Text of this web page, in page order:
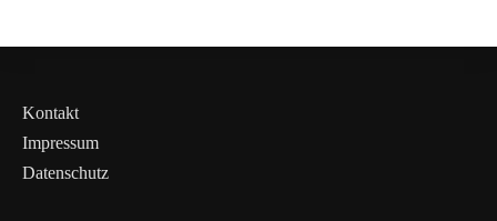
Kontakt
Impressum
Datenschutz